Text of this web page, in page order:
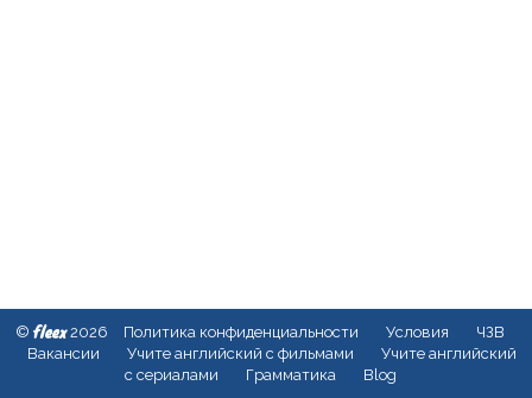
© fleex2026 Политика конфиденциальности Условия
ЧЗВ
Вакансии
Учите английский с фильмами
Учите английский
с сериалами
Грамматика Blog